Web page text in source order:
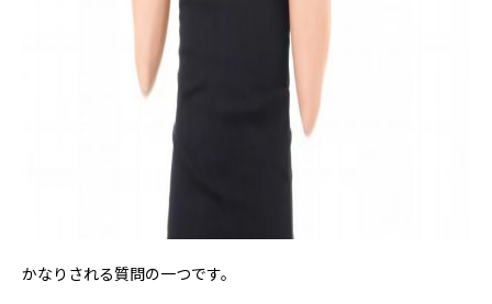
かなりされる質問の一つです。